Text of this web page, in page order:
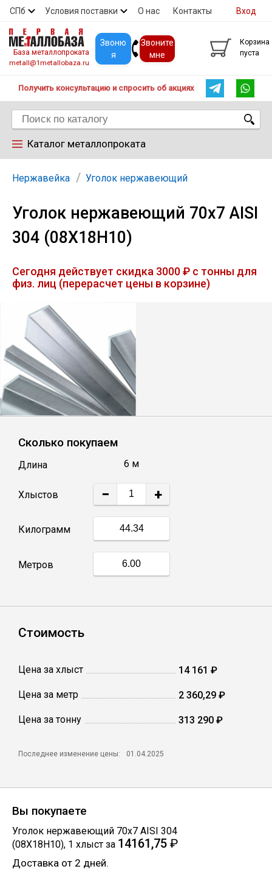
СПб Условия поставки О нас Контакты
Скидки Прайс Покупателям
Вход
База металлопроката
metall@1metallobaza.ru
Звоню
я
Звоните
мне
Корзина
пуста
Получить консультацию и спросить об акциях
Каталог металлопроката
Арматура
Труба профильная
Лист
Уголок
Балка
Швеллер
Катанка
Профлист
Винтовые сваи
Сетка кладочная
Круги абразивные
Скобо-гибочные изделия
Остальное
Нержавейка Уголок нержавеющий
Уголок нержавеющий 70х7 AISI
304 (08Х18Н10)
Сегодня действует скидка 3000 ₽ с тонны для
физ. лиц (перерасчет цены в корзине)
Сколько покупаем
Длина 6 м
Хлыстов − +
Килограмм
Метров
Стоимость
Цена за хлыст 14 161 ₽
Цена за метр 2 360,29 ₽
Цена за тонну 313 290 ₽
Последнее изменение цены: 01.04.2025
Вы покупаете
Уголок нержавеющий 70х7 AISI 304
(08Х18Н10), 1 хлыст за 14161,75 ₽
Доставка от 2 дней.